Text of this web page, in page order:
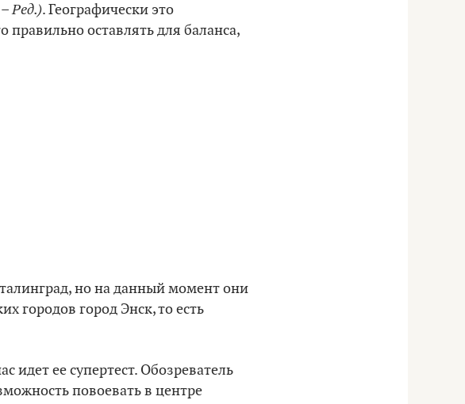
–Ред.). Географически это
правильно оставлять для баланса,
но на данный момент они
городов город Энск, то есть
идет ее супертест. Обозреватель
повоевать в центре